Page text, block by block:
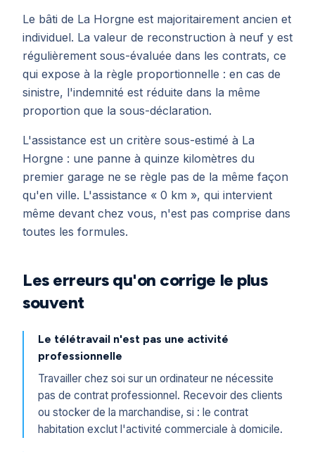
Le bâti de La Horgne est majoritairement ancien et
individuel. La valeur de reconstruction à neuf y est
régulièrement sous-évaluée dans les contrats, ce
qui expose à la règle proportionnelle : en cas de
sinistre, l'indemnité est réduite dans la même
proportion que la sous-déclaration.
L'assistance est un critère sous-estimé à La
Horgne : une panne à quinze kilomètres du
premier garage ne se règle pas de la même façon
qu'en ville. L'assistance « 0 km », qui intervient
même devant chez vous, n'est pas comprise dans
toutes les formules.
Les erreurs qu'on corrige le plus
souvent
Le télétravail n'est pas une activité
professionnelle
Travailler chez soi sur un ordinateur ne nécessite
pas de contrat professionnel. Recevoir des clients
ou stocker de la marchandise, si : le contrat
habitation exclut l'activité commerciale à domicile.